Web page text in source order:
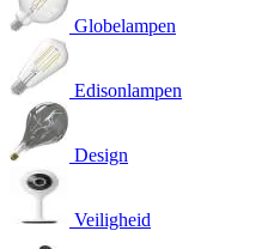
Globelampen
Edisonlampen
Design
Veiligheid